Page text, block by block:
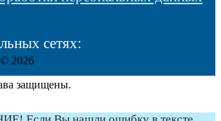
сетях:
2026
защищены.